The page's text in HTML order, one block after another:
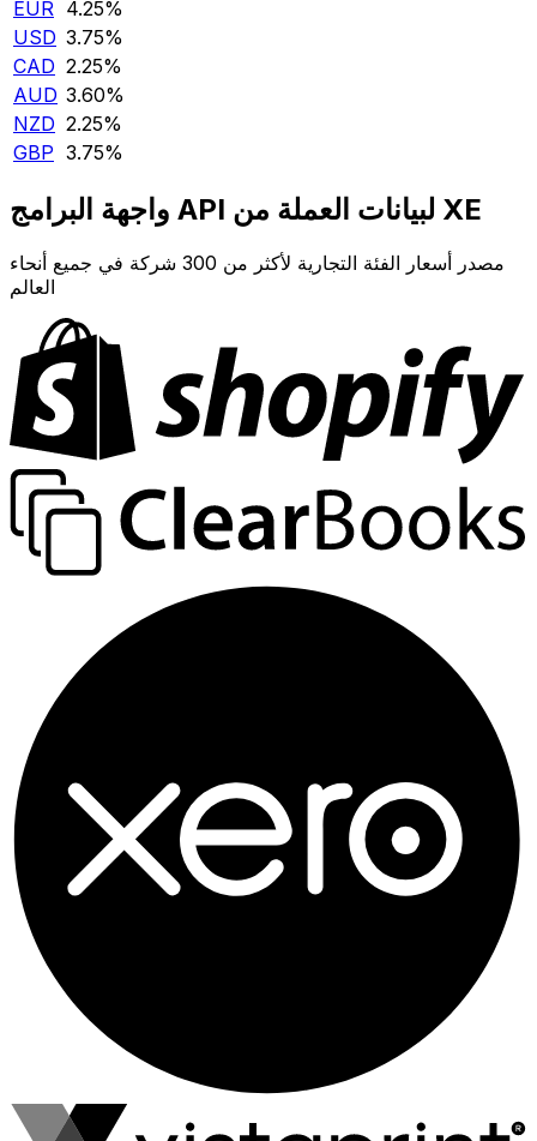
EUR 4.25‎%‎
USD 3.75‎%‎
CAD 2.25‎%‎
AUD 3.60‎%‎
NZD 2.25‎%‎
GBP 3.75‎%‎
واجهة البرامج API لبيانات العملة من XE
مصدر أسعار الفئة التجارية لأكثر من 300 شركة في جميع أنحاء
العالم